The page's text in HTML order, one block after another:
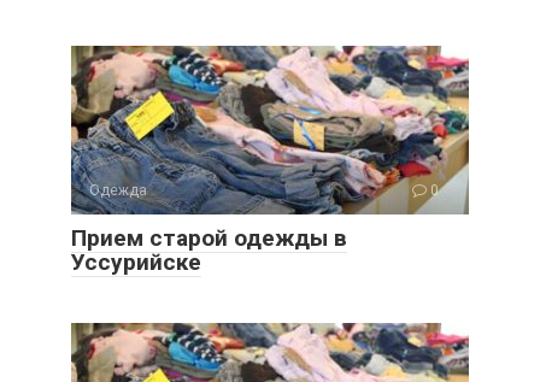
Одежда 0
Прием старой одежды в
Уссурийске